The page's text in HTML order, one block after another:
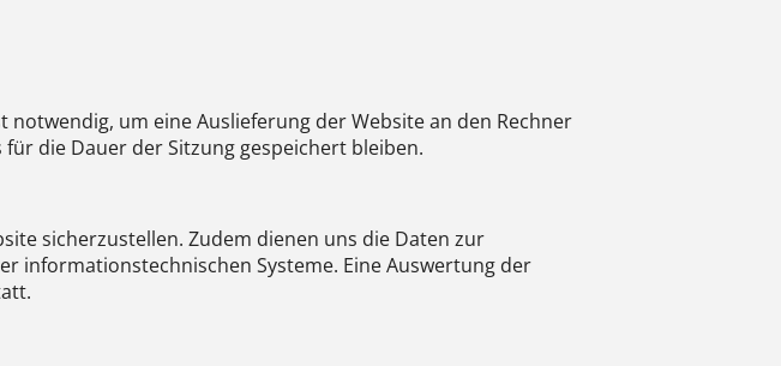
um eine Auslieferung der Website an den Rechner
die Dauer der Sitzung gespeichert bleiben.
sicherzustellen. Zudem dienen uns die Daten zur
informationstechnischen Systeme. Eine Auswertung der